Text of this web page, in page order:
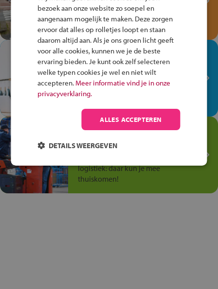
Speel het Fiets Veilig Verkeersspel
en win een Cortina-fiets!
In de winkel ben je op je
plek!
Ontdek via het vmbo jouw talent
op de winkelvloer, waar elke dag
Jouw talent in de
Transport en Logistiek
logistiek: daar kun je mee
thuiskomen!
bezoek aan onze website zo soepel en
aangenaam mogelijk te maken. Deze zorgen
ervoor dat alles op rolletjes loopt en staan
daarom altijd aan. Als je ons groen licht geeft
voor alle cookies, kunnen we je de beste
ervaring bieden. Je kunt ook zelf selecteren
welke typen cookies je wel en niet wilt
accepteren. Meer informatie vind je in onze
privacyverklaring.
ALLES ACCEPTEREN
DETAILS WEERGEVEN